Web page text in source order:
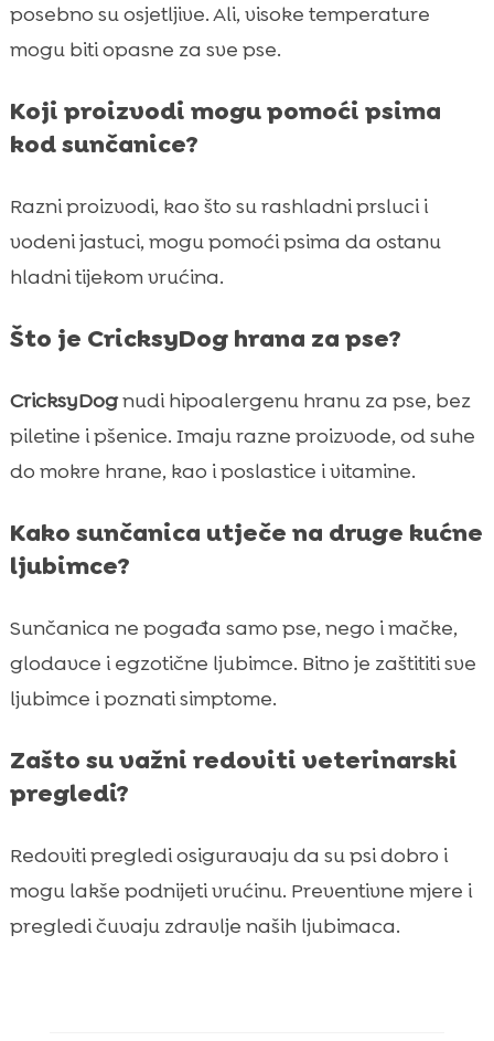
posebno su osjetljive. Ali, visoke temperature
mogu biti opasne za sve pse.
Koji proizvodi mogu pomoći psima
kod sunčanice?
Razni proizvodi, kao što su rashladni prsluci i
vodeni jastuci, mogu pomoći psima da ostanu
hladni tijekom vrućina.
Što je CricksyDog hrana za pse?
CricksyDognudi hipoalergenu hranu za pse, bez
piletine i pšenice. Imaju razne proizvode, od suhe
do mokre hrane, kao i poslastice i vitamine.
Kako sunčanica utječe na druge kućne
ljubimce?
Sunčanica ne pogađa samo pse, nego i mačke,
glodavce i egzotične ljubimce. Bitno je zaštititi sve
ljubimce i poznati simptome.
Zašto su važni redoviti veterinarski
pregledi?
Redoviti pregledi osiguravaju da su psi dobro i
mogu lakše podnijeti vrućinu. Preventivne mjere i
pregledi čuvaju zdravlje naših ljubimaca.